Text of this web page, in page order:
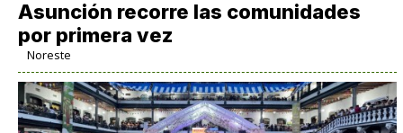
Asunción recorre las comunidades
por primera vez
Noreste